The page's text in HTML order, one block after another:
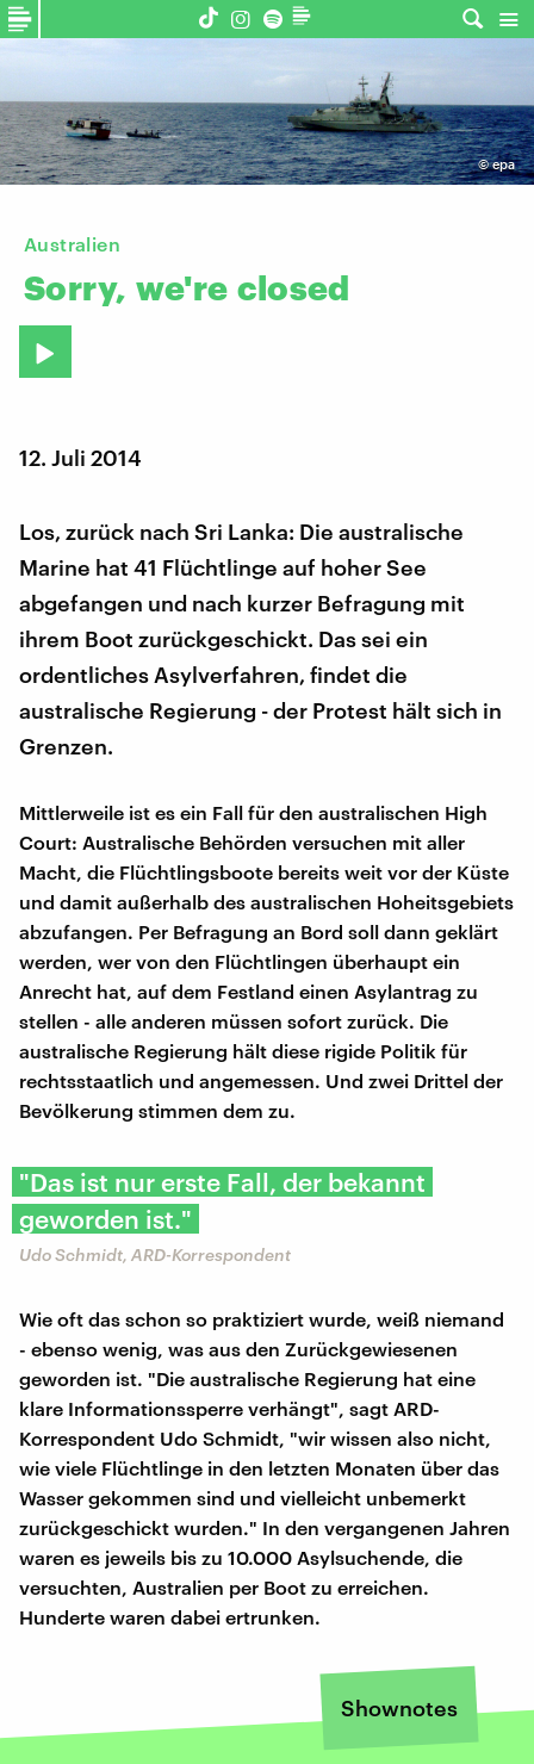
©epa
Australien
Sorry, we're closed
12. Juli 2014
Los, zurück nach Sri Lanka: Die australische
Marine hat 41 Flüchtlinge auf hoher See
abgefangen und nach kurzer Befragung mit
ihrem Boot zurückgeschickt. Das sei ein
ordentliches Asylverfahren, findet die
australische Regierung - der Protest hält sich in
Grenzen.
Mittlerweile ist es ein Fall für den australischen High
Court: Australische Behörden versuchen mit aller
Macht, die Flüchtlingsboote bereits weit vor der Küste
und damit außerhalb des australischen Hoheitsgebiets
abzufangen. Per Befragung an Bord soll dann geklärt
werden, wer von den Flüchtlingen überhaupt ein
Anrecht hat, auf dem Festland einen Asylantrag zu
stellen - alle anderen müssen sofort zurück. Die
australische Regierung hält diese rigide Politik für
rechtsstaatlich und angemessen. Und zwei Drittel der
Bevölkerung stimmen dem zu.
"Das ist nur erste Fall, der bekannt
geworden ist."
Udo Schmidt, ARD-Korrespondent
Wie oft das schon so praktiziert wurde, weiß niemand
- ebenso wenig, was aus den Zurückgewiesenen
geworden ist. "Die australische Regierung hat eine
klare Informationssperre verhängt", sagt ARD-
Korrespondent Udo Schmidt, "wir wissen also nicht,
wie viele Flüchtlinge in den letzten Monaten über das
Wasser gekommen sind und vielleicht unbemerkt
zurückgeschickt wurden." In den vergangenen Jahren
waren es jeweils bis zu 10.000 Asylsuchende, die
versuchten, Australien per Boot zu erreichen.
Hunderte waren dabei ertrunken.
Shownotes